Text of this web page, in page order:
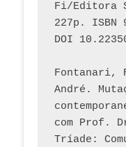
Fi/Editora
227p. ISBN
DOI
Fontanari,
André.
com Prof.
Tríade: